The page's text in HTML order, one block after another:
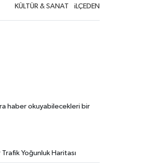
KÜLTÜR & SANAT
iLÇEDEN
haber okuyabilecekleri bir
Trafik Yoğunluk Haritası